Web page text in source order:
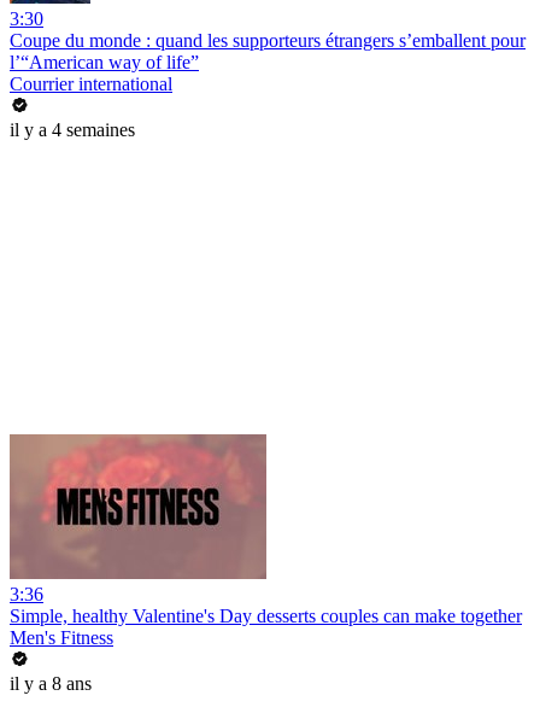
3:30
Coupe du monde : quand les supporteurs étrangers s’emballent pour
l’“American way of life”
Courrier international
il y a 4 semaines
3:36
Simple, healthy Valentine's Day desserts couples can make together
Men's Fitness
il y a 8 ans